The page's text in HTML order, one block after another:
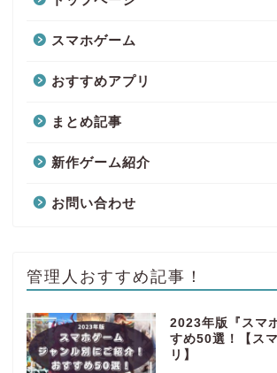
スマホゲーム
おすすめアプリ
まとめ記事
新作ゲーム紹介
お問い合わせ
管理人おすすめ記事！
2023年版『スマ
すめ50選！【ス
リ】